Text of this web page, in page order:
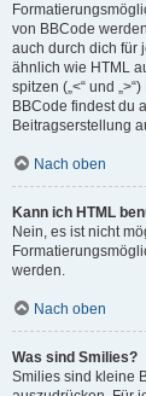
von BBCode
auch durch dich für
ähnlich wie HTML
spitzen („<“ und
BBCode findest du
Beitragserstellung
Nach oben
Kann ich HTML
Nein, es ist nicht
werden.
Nach oben
Was sind Smilies?
Smilies sind kleine